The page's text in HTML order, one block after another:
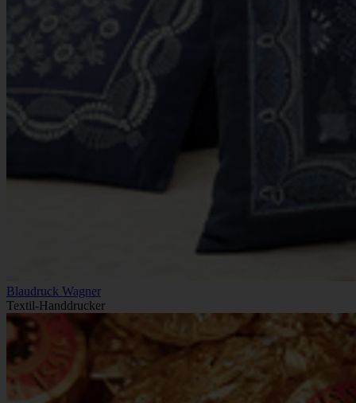
Blaudruck Wagner
Textil-Handdrucker